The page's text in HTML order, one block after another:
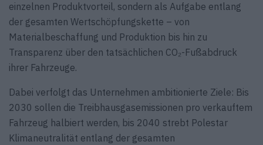
einzelnen Produktvorteil, sondern als Aufgabe entlang
der gesamten Wertschöpfungskette – von
Materialbeschaffung und Produktion bis hin zu
Transparenz über den tatsächlichen CO₂-Fußabdruck
ihrer Fahrzeuge.
Dabei verfolgt das Unternehmen ambitionierte Ziele: Bis
2030 sollen die Treibhausgasemissionen pro verkauftem
Fahrzeug halbiert werden, bis 2040 strebt Polestar
Klimaneutralität entlang der gesamten